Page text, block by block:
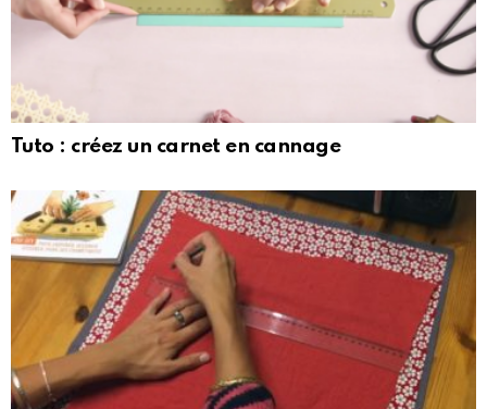
Tuto : créez un carnet en cannage